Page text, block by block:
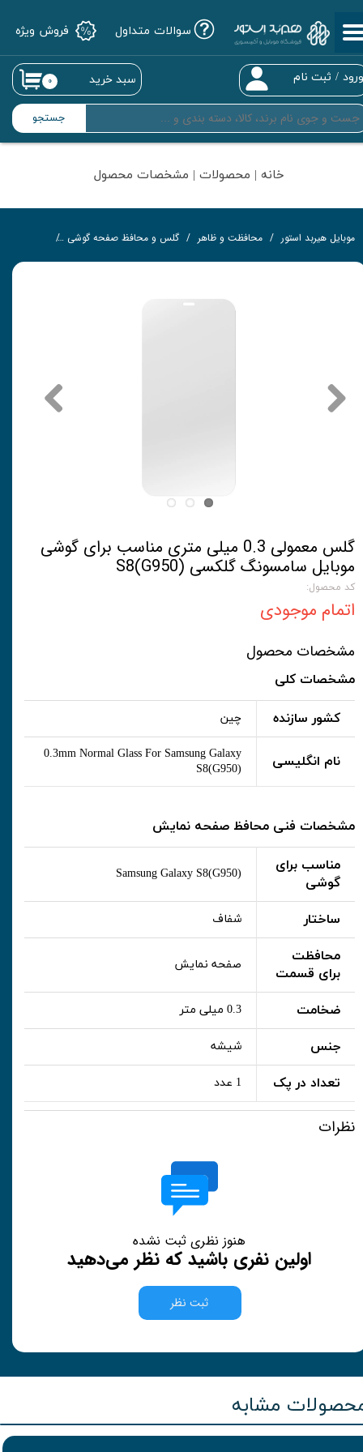
جستجو
/ ثبت نام
حساب کاربری من
تغییر گذر واژه
سفارشات
خروج از حساب کاربری
۰ سبد خرید
سوالات متداول فروش ویژه
خانه | محصولات | مشخصات محصول
موبایل هیربد استور محافظت و ظاهر گلس و محافظ صفحه گوشی
گلس معمولی 0.3 میلی متری مناسب برای گوشی
موبایل سامسونگ گلکسی S8(G950)
کد محصول:
اتمام موجودی
مشخصات محصول
مشخصات کلی
کشور سازنده چین
نام انگلیسی
0.3mm Normal Glass For Samsung Galaxy
S8(G950)
مشخصات فنی محافظ صفحه نمایش
مناسب برای
گوشی
Samsung Galaxy S8(G950)
ساختار شفاف
محافظت
برای قسمت
صفحه نمایش
ضخامت 0.3 میلی متر
جنس شیشه
تعداد در پک 1 عدد
نظرات
هنوز نظری ثبت نشده
اولین نفری باشید که نظر می‌دهید
ثبت نظر
مشابه